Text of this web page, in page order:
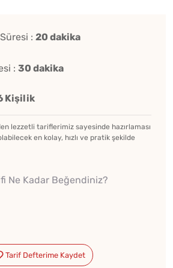
: 20 dakika
: 30 dakika
Kişilik
lezzetli tariflerimiz sayesinde hazırlaması
en kolay, hızlı ve pratik şekilde
Ne Kadar Beğendiniz?